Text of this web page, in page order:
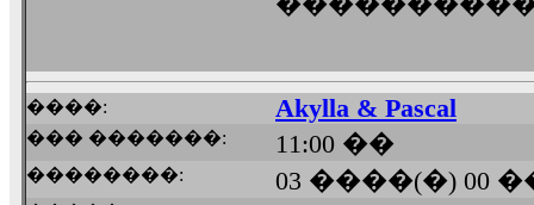
����: Akylla & Pascal
��� �������: 11:00 ��
��������: 03 ����(�) 00